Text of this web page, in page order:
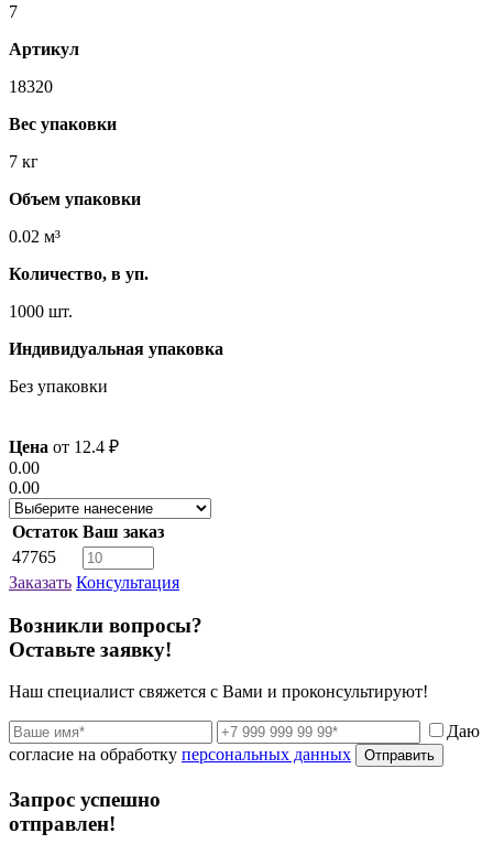
7
Артикул
18320
Вес упаковки
7 кг
Объем упаковки
0.02 м³
Количество, в уп.
1000 шт.
Индивидуальная упаковка
Без упаковки
Цена от 12.4 ₽
0.00
0.00
Остаток Ваш заказ
47765
Заказать Консультация
Возникли вопросы?
Оставьте заявку!
Наш специалист свяжется с Вами и проконсультируют!
Даю
согласие на обработку персональных данных Отправить
Запрос успешно
отправлен!